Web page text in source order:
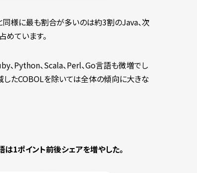
様に最も割合が多いのは約3割のJava、次
ています。
、Python、Scala、Perl、Go言語も微増でし
たCOBOLを除いては全体の傾向に大きな
1ポイント前後シェアを増やした。